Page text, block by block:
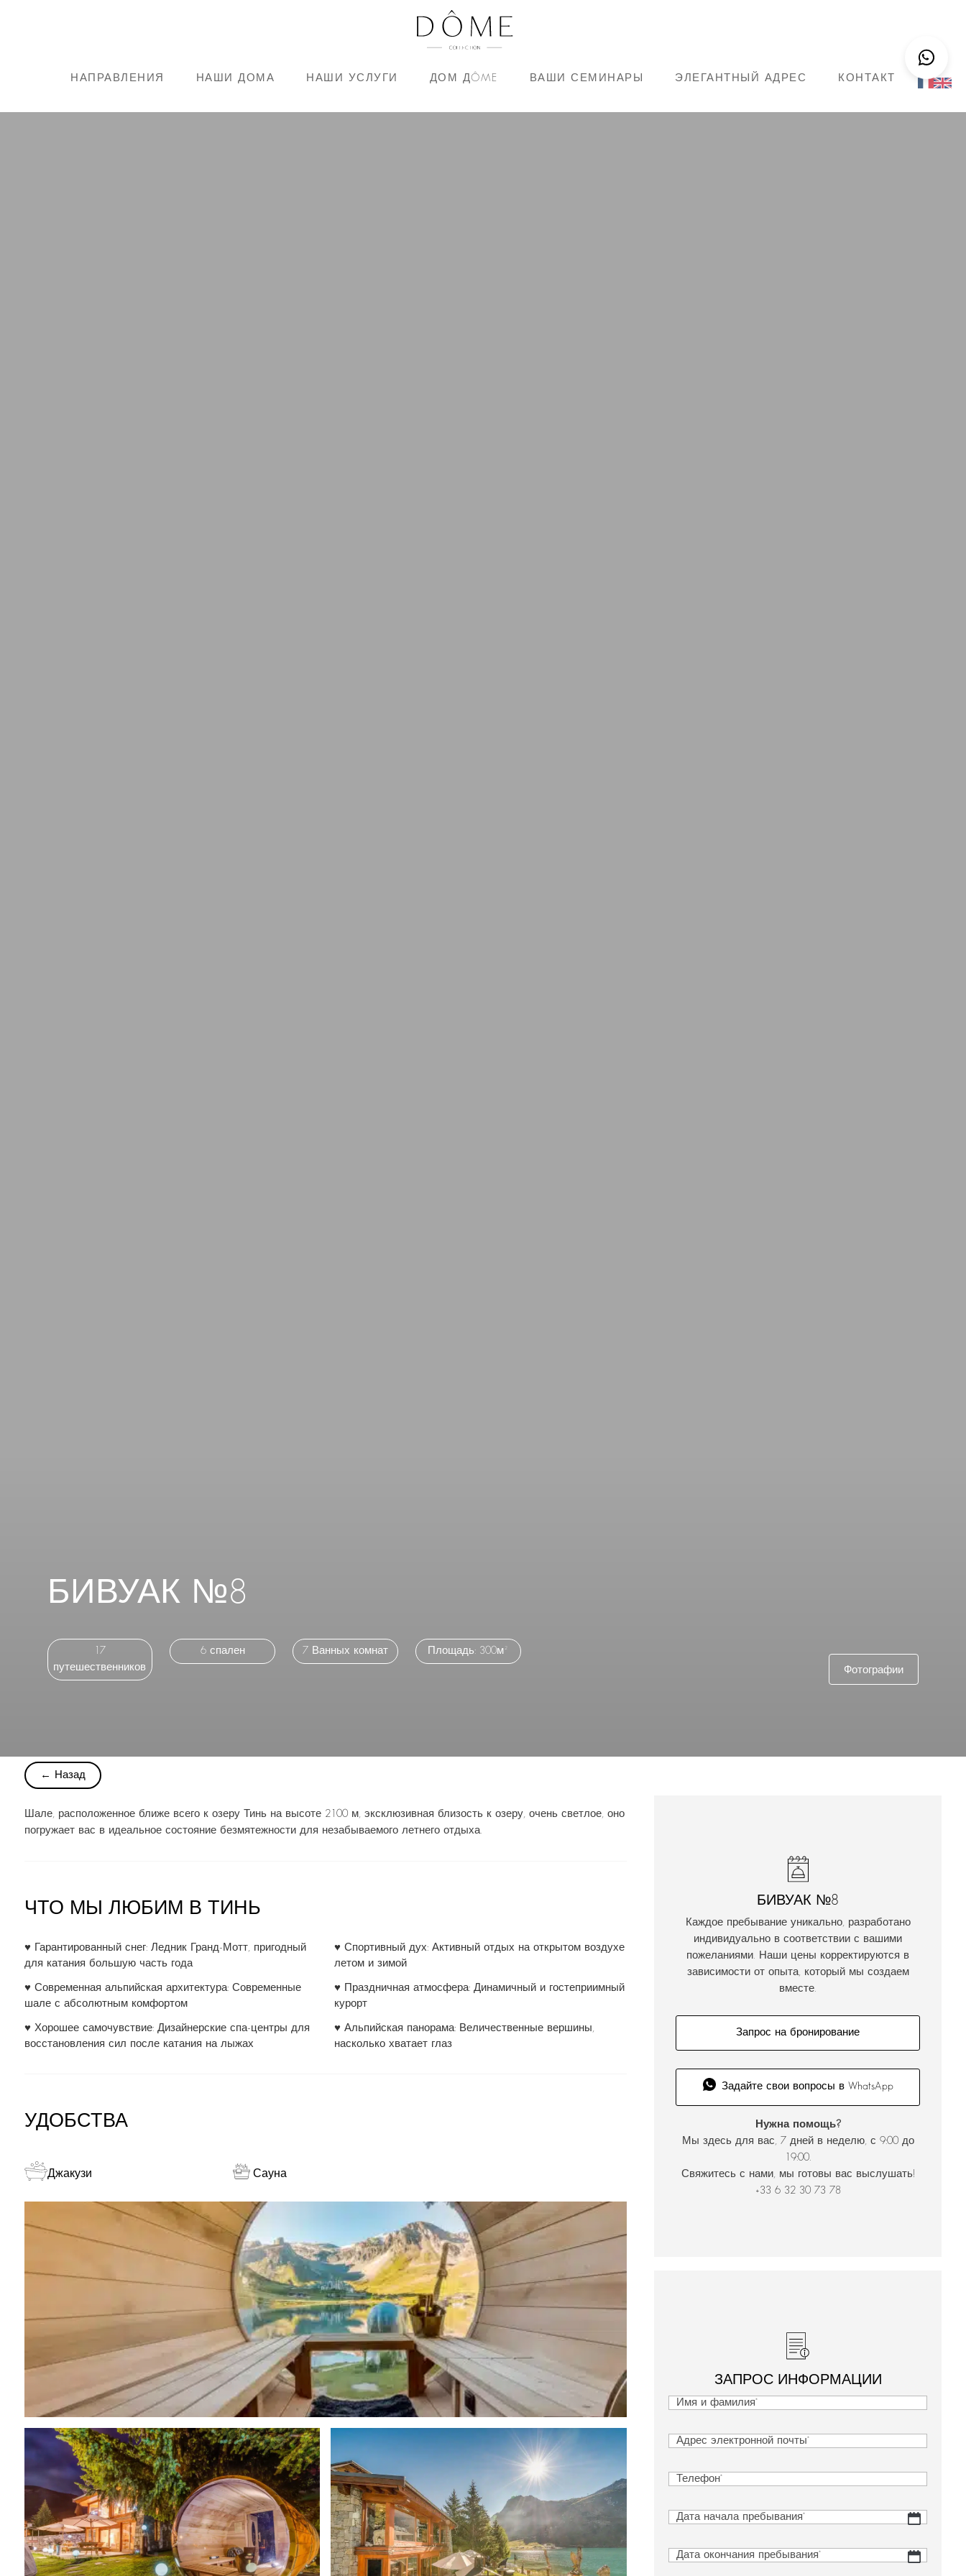
НАПРАВЛЕНИЯ НАШИ ДОМА НАШИ УСЛУГИ ДОМ ДÔME ВАШИ СЕМИНАРЫ ЭЛЕГАНТНЫЙ АДРЕС КОНТАКТ
БИВУАК №8
17
путешественников
6 спален 7 Ванных комнат
Площадь: 300м²
Фотографии
← Назад
Шале, расположенное ближе всего к озеру Тинь на высоте 2100 м, эксклюзивная близость к озеру, очень светлое, оно
погружает вас в идеальное состояние безмятежности для незабываемого летнего отдыха.
ЧТО МЫ ЛЮБИМ В ТИНЬ
♥ Гарантированный снег: Ледник Гранд-Мотт, пригодный
для катания большую часть года
♥ Спортивный дух: Активный отдых на открытом воздухе
летом и зимой
♥ Современная альпийская архитектура: Современные
шале с абсолютным комфортом
♥ Праздничная атмосфера: Динамичный и гостеприимный
курорт
♥ Хорошее самочувствие: Дизайнерские спа-центры для
восстановления сил после катания на лыжах
♥ Альпийская панорама: Величественные вершины,
насколько хватает глаз
УДОБСТВА
Джакузи Сауна
БИВУАК №8
Каждое пребывание уникально, разработано
индивидуально в соответствии с вашими
пожеланиями. Наши цены корректируются в
зависимости от опыта, который мы создаем
вместе.
Запрос на бронирование
Задайте свои вопросы в WhatsApp
Нужна помощь?
Мы здесь для вас, 7 дней в неделю, с 9:00 до
19:00.
Свяжитесь с нами, мы готовы вас выслушать!
+33 6 32 30 73 78
ЗАПРОС ИНФОРМАЦИИ
Имя
фамилия(Обязательно)
и
фамилия
Электронная
Дата
пребывания(Обязательно) ММ
слеш
Дата